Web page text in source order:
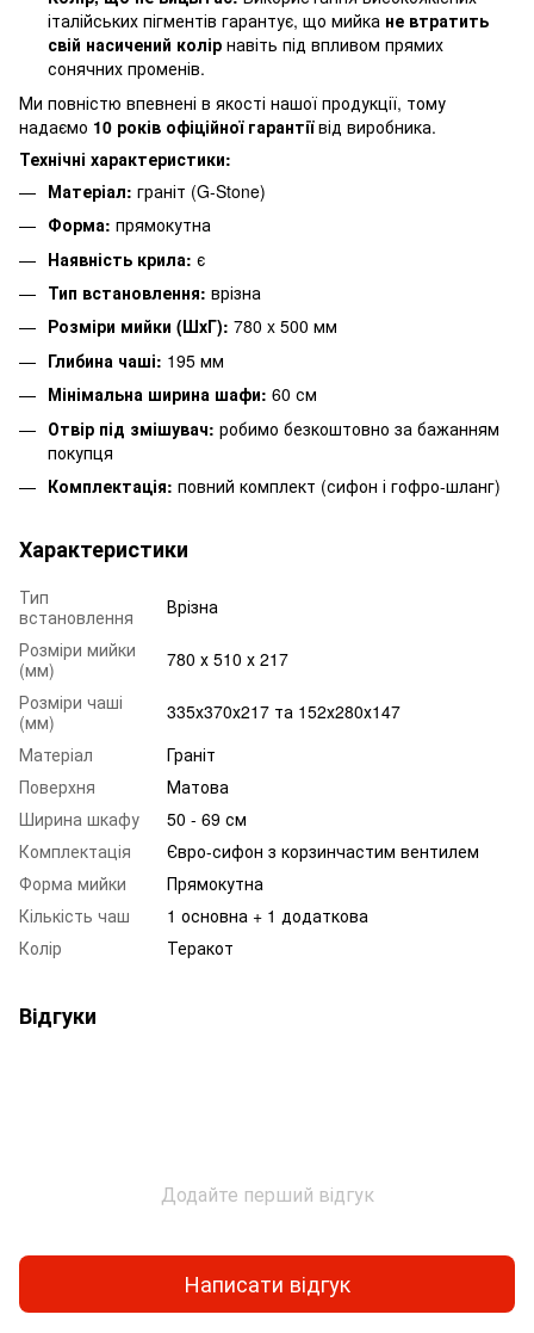
італійських пігментів гарантує, що мийка не втратить
свій насичений колір навіть під впливом прямих
сонячних променів.
Ми повністю впевнені в якості нашої продукції, тому
надаємо 10 років офіційної гарантіївід виробника.
Технічні характеристики:
Матеріал: граніт (G-Stone)
Форма: прямокутна
Наявність крила: є
Тип встановлення: врізна
Розміри мийки (ШхГ): 780 x 500 мм
Глибина чаші: 195 мм
Мінімальна ширина шафи: 60 см
Отвір під змішувач: робимо безкоштовно за бажанням
покупця
Комплектація: повний комплект (сифон і гофро-шланг)
Характеристики
Тип
встановлення
Врізна
Розміри мийки
(мм)
780 х 510 х 217
Розміри чаші
(мм)
335х370х217 та 152х280х147
Матеріал
Граніт
Поверхня
Матова
Ширина шкафу
50 - 69 см
Комплектація
Євро-сифон з корзинчастим вентилем
Форма мийки
Прямокутна
Кількість чаш
1 основна + 1 додаткова
Колір
Теракот
Відгуки
Додайте перший відгук
Написати відгук